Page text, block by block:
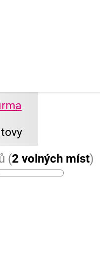
(2 volných míst)